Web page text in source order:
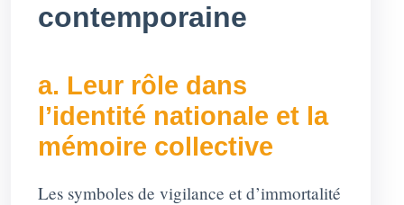
contemporaine
a. Leur rôle dans
l’identité nationale et la
mémoire collective
Les symboles de vigilance et d’immortalité